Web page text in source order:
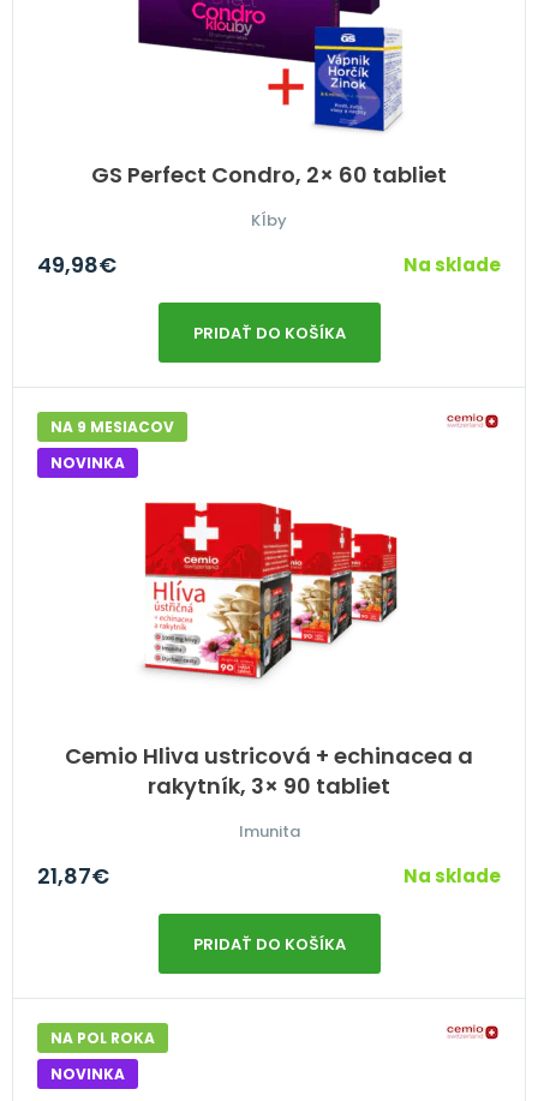
GS Perfect Condro, 2× 60 tabliet
Kĺby
49,98€ Na sklade
PRIDAŤ DO KOŠÍKA
Cemio Hliva ustricová + echinacea a
rakytník, 3× 90 tabliet
NA 9 MESIACOV
NOVINKA
Imunita
21,87€ Na sklade
PRIDAŤ DO KOŠÍKA
NA POL ROKA
NOVINKA